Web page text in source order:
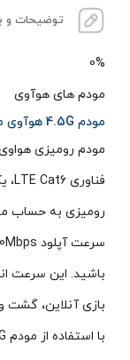
توضیحات و
0%
مودم های هوآوی
مودم 4.5G هوآوی مدل B900
باشید. این سرعت
بازی آنلاین، گشت